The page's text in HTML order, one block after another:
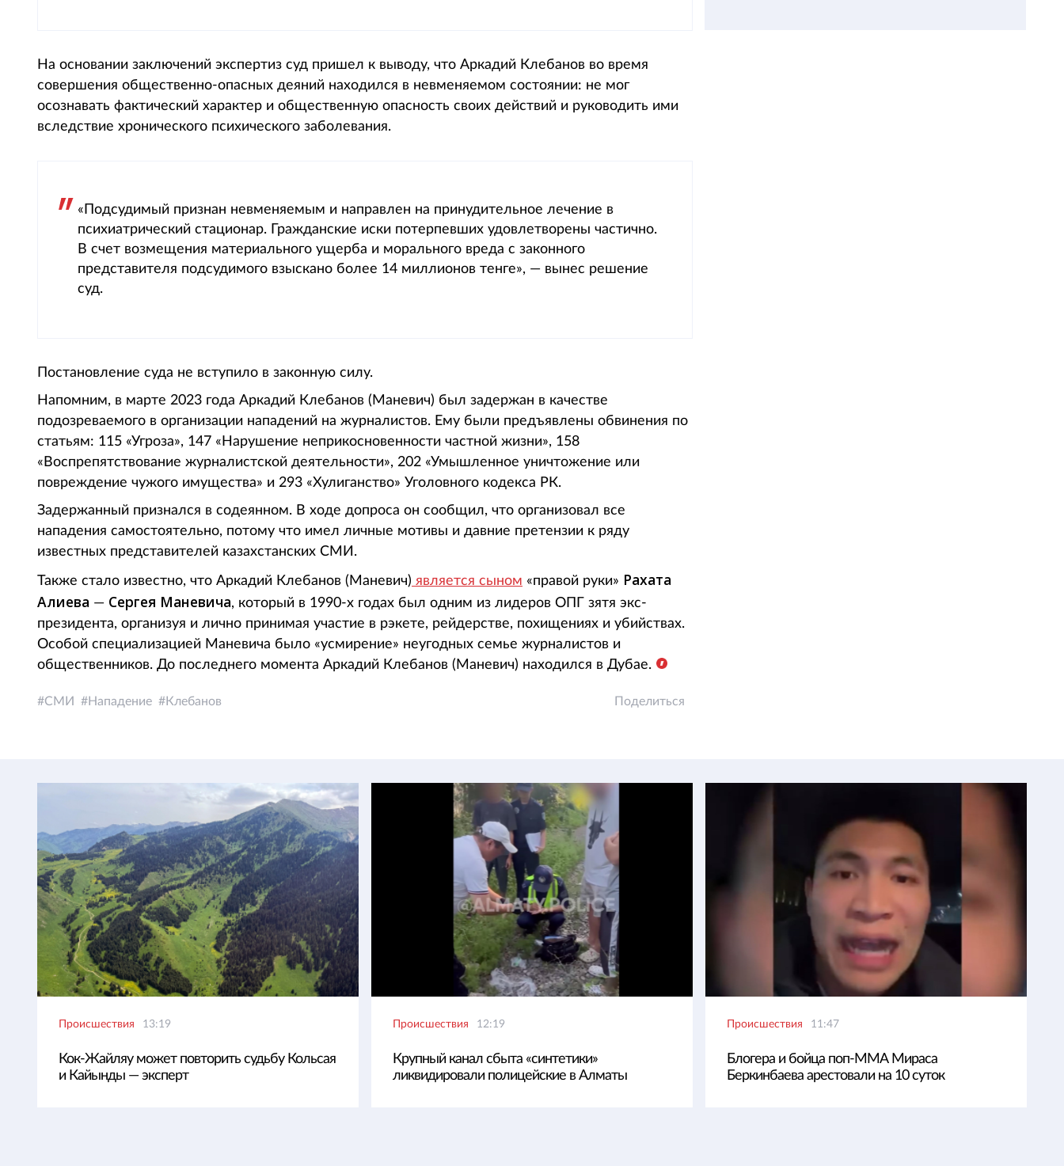
На основании заключений экспертиз суд пришел к выводу, что Аркадий Клебанов во время
совершения общественно-опасных деяний находился в невменяемом состоянии: не мог
осознавать фактический характер и общественную опасность своих действий и руководить ими
вследствие хронического психического заболевания.
«Подсудимый признан невменяемым и направлен на принудительное лечение в
психиатрический стационар. Гражданские иски потерпевших удовлетворены частично.
В счет возмещения материального ущерба и морального вреда с законного
представителя подсудимого взыскано более 14 миллионов тенге», — вынес решение
суд.
Постановление суда не вступило в законную силу.
Напомним, в марте 2023 года Аркадий Клебанов (Маневич) был задержан в качестве
подозреваемого в организации нападений на журналистов. Ему были предъявлены обвинения по
статьям: 115 «Угроза», 147 «Нарушение неприкосновенности частной жизни», 158
«Воспрепятствование журналистской деятельности», 202 «Умышленное уничтожение или
повреждение чужого имущества» и 293 «Хулиганство» Уголовного кодекса РК.
Задержанный признался в содеянном. В ходе допроса он сообщил, что организовал все
нападения самостоятельно, потому что имел личные мотивы и давние претензии к ряду
известных представителей казахстанских СМИ.
Также стало известно, что Аркадий Клебанов (Маневич) является сыном «правой руки» Рахата
Алиева — Сергея Маневича, который в 1990-х годах был одним из лидеров ОПГ зятя экс-
президента, организуя и лично принимая участие в рэкете, рейдерстве, похищениях и убийствах.
Особой специализацией Маневича было «усмирение» неугодных семье журналистов и
общественников. До последнего момента Аркадий Клебанов (Маневич) находился в Дубае.
СМИ Нападение Клебанов Поделиться
Происшествия 13:19
Кок-Жайляу может повторить судьбу Кольсая
и Кайынды — эксперт
Происшествия 12:19
Крупный канал сбыта «синтетики»
ликвидировали полицейские в Алматы
Происшествия 11:47
Блогера и бойца поп-ММА Мираса
Беркинбаева арестовали на 10 суток